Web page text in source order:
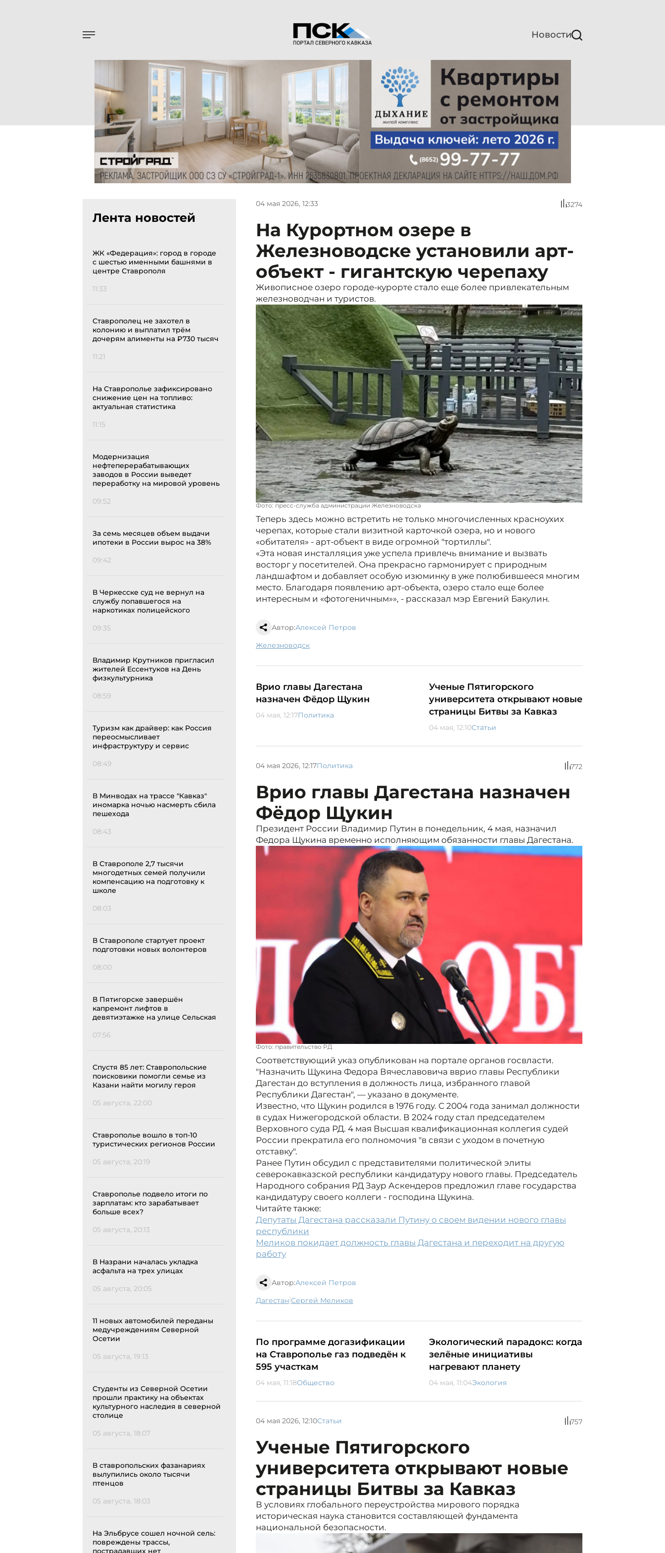
Новости
Лента новостей
ЖК «Федерация»: город в городе
с шестью именными башнями в
центре Ставрополя
11:33
Ставрополец не захотел в
колонию и выплатил трём
дочерям алименты на ₽730 тысяч
11:21
На Ставрополье зафиксировано
снижение цен на топливо:
актуальная статистика
11:15
Модернизация
нефтеперерабатывающих
заводов в России выведет
переработку на мировой уровень
09:52
За семь месяцев объем выдачи
ипотеки в России вырос на 38%
09:42
В Черкесске суд не вернул на
службу попавшегося на
наркотиках полицейского
09:35
Владимир Крутников пригласил
жителей Ессентуков на День
физкультурника
08:59
Туризм как драйвер: как Россия
переосмысливает
инфраструктуру и сервис
08:49
В Минводах на трассе "Кавказ"
иномарка ночью насмерть сбила
пешехода
08:43
В Ставрополе 2,7 тысячи
многодетных семей получили
компенсацию на подготовку к
школе
08:03
В Ставрополе стартует проект
подготовки новых волонтеров
08:00
В Пятигорске завершён
капремонт лифтов в
девятиэтажке на улице Сельская
07:56
Спустя 85 лет: Ставропольские
поисковики помогли семье из
Казани найти могилу героя
05 августа, 22:00
Ставрополье вошло в топ-10
туристических регионов России
05 августа, 20:19
Ставрополье подвело итоги по
зарплатам: кто зарабатывает
больше всех?
05 августа, 20:13
В Назрани началась укладка
асфальта на трех улицах
05 августа, 20:05
11 новых автомобилей переданы
медучреждениям Северной
Осетии
05 августа, 19:13
Студенты из Северной Осетии
прошли практику на объектах
культурного наследия в северной
столице
05 августа, 18:07
В ставропольских фазанариях
вылупились около тысячи
птенцов
05 августа, 18:03
На Эльбрусе сошел ночной сель:
повреждены трассы,
04 мая 2026, 12:33 3274
На Курортном озере в
Железноводске установили арт-
объект - гигантскую черепаху
Живописное озеро городе-курорте стало еще более привлекательным
железноводчан и туристов.
Фото: пресс-служба администрации Железноводска
Теперь здесь можно встретить не только многочисленных красноухих
черепах, которые стали визитной карточкой озера, но и нового
«обитателя» - арт-объект в виде огромной "тортиллы".
«Эта новая инсталляция уже успела привлечь внимание и вызвать
восторг у посетителей. Она прекрасно гармонирует с природным
ландшафтом и добавляет особую изюминку в уже полюбившееся многим
место. Благодаря появлению арт-объекта, озеро стало еще более
интересным и «фотогеничным»», - рассказал мэр Евгений Бакулин.
Автор:Алексей Петров
Железноводск
Врио главы Дагестана
назначен Фёдор Щукин
04 мая, 12:17Политика
Ученые Пятигорского
университета открывают новые
страницы Битвы за Кавказ
04 мая, 12:10Статьи
04 мая 2026, 12:17Политика 772
Врио главы Дагестана назначен
Фёдор Щукин
Президент России Владимир Путин в понедельник, 4 мая, назначил
Федора Щукина временно исполняющим обязанности главы Дагестана.
Фото: правительство РД
Соответствующий указ опубликован на портале органов госвласти.
"Назначить Щукина Федора Вячеславовича вврио главы Республики
Дагестан до вступления в должность лица, избранного главой
Республики Дагестан", — указано в документе.
Известно, что Щукин родился в 1976 году. С 2004 года занимал должности
в судах Нижегородской области. В 2024 году стал председателем
Верховного суда РД. 4 мая Высшая квалификационная коллегия судей
России прекратила его полномочия "в связи с уходом в почетную
отставку".
Ранее Путин обсудил с представителями политической элиты
северокавказской республики кандидатуру нового главы. Председатель
Народного собрания РД Заур Аскендеров предложил главе государства
кандидатуру своего коллеги - господина Щукина.
Читайте также:
Депутаты Дагестана рассказали Путину о своем видении нового главы
республики
Меликов покидает должность главы Дагестана и переходит на другую
работу
Автор:Алексей Петров
Дагестан| Сергей Меликов
По программе догазификации
на Ставрополье газ подведён к
595 участкам
04 мая, 11:18Общество
Экологический парадокс: когда
зелёные инициативы
нагревают планету
04 мая, 11:04Экология
04 мая 2026, 12:10Статьи 757
Ученые Пятигорского
университета открывают новые
страницы Битвы за Кавказ
В условиях глобального переустройства мирового порядка
историческая наука становится составляющей фундамента
национальной безопасности.